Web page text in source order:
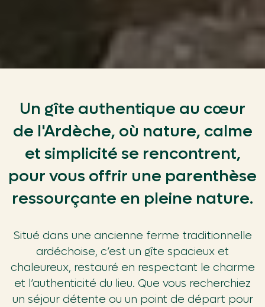
Un gîte authentique au cœur
de l'Ardèche, où nature, calme
et simplicité se rencontrent,
pour vous offrir une parenthèse
ressourçante en pleine nature.
Situé dans une ancienne ferme traditionnelle
ardéchoise, c’est un gîte spacieux et
chaleureux, restauré en respectant le charme
et l’authenticité du lieu. Que vous recherchiez
un séjour détente ou un point de départ pour